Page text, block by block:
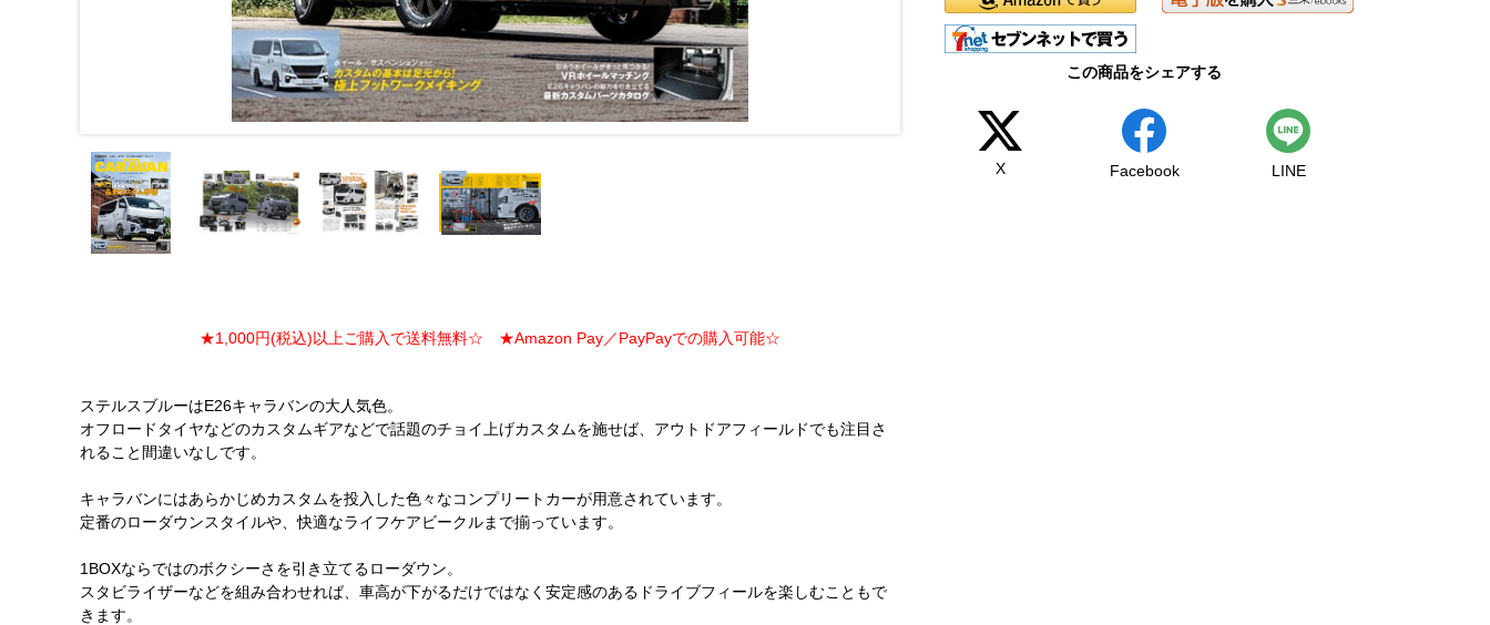
★1,000円(税込)以上ご購入で送料無料☆ ★Amazon Pay／PayPayでの購入可能☆
ステルスブルーはE26キャラバンの大人気色。
オフロードタイヤなどのカスタムギアなどで話題のチョイ上げカスタムを施せば、アウトドアフィールドでも注目さ
れること間違いなしです。
キャラバンにはあらかじめカスタムを投入した色々なコンプリートカーが用意されています。
定番のローダウンスタイルや、快適なライフケアビークルまで揃っています。
1BOXならではのボクシーさを引き立てるローダウン。
スタビライザーなどを組み合わせれば、車高が下がるだけではなく安定感のあるドライブフィールを楽しむこともで
きます。
この商品をシェアする
X Facebook LINE